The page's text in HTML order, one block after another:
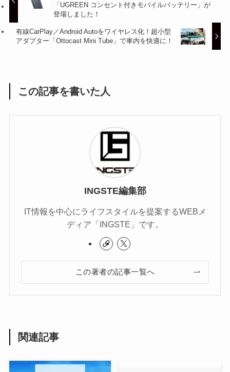
「UGREEN コンセント付きモバイルバッテリー」が
登場しました！
有線CarPlay／Android Autoをワイヤレス化！超小型
アダプター「Ottocast Mini Tube」で車内を快適に！
この記事を書いた人
INGSTE編集部
IT情報を中心にライフスタイルを提案するWEBメ
ディア「INGSTE」です。
この著者の記事一覧へ
関連記事